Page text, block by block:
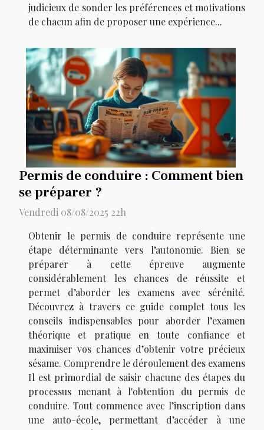
judicieux de sonder les préférences et motivations
de chacun afin de proposer une expérience...
Permis de conduire : Comment bien
se préparer ?
Vendredi 08/08/2025 22h
Obtenir le permis de conduire représente une
étape déterminante vers l’autonomie. Bien se
préparer à cette épreuve augmente
considérablement les chances de réussite et
permet d’aborder les examens avec sérénité.
Découvrez à travers ce guide complet tous les
conseils indispensables pour aborder l’examen
théorique et pratique en toute confiance et
maximiser vos chances d’obtenir votre précieux
sésame. Comprendre le déroulement des examens
Il est primordial de saisir chacune des étapes du
processus menant à l'obtention du permis de
conduire. Tout commence avec l’inscription dans
une auto-école, permettant d’accéder à une